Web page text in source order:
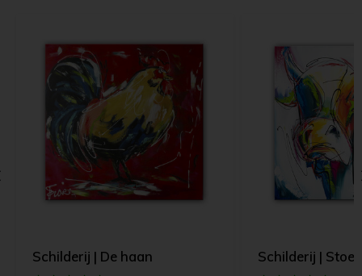
Schilderij | De haan Schilderij |